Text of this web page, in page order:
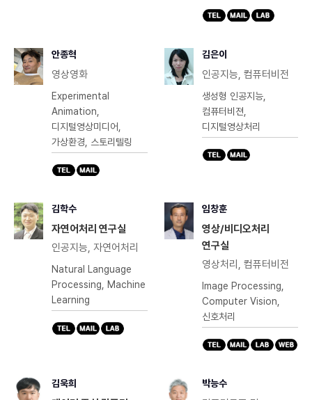
안종혁
영상영화
Experimental
Animation,
디지털영상미디어,
가상환경, 스토리텔링
김은이
인공지능, 컴퓨터비전
생성형 인공지능,
컴퓨터비젼,
디지털영상처리
김학수
자연어처리 연구실
인공지능, 자연어처리
Natural Language
Processing, Machine
Learning
임창훈
영상/비디오처리
연구실
영상처리, 컴퓨터비전
Image Processing,
Computer Vision,
신호처리
김욱희 박능수